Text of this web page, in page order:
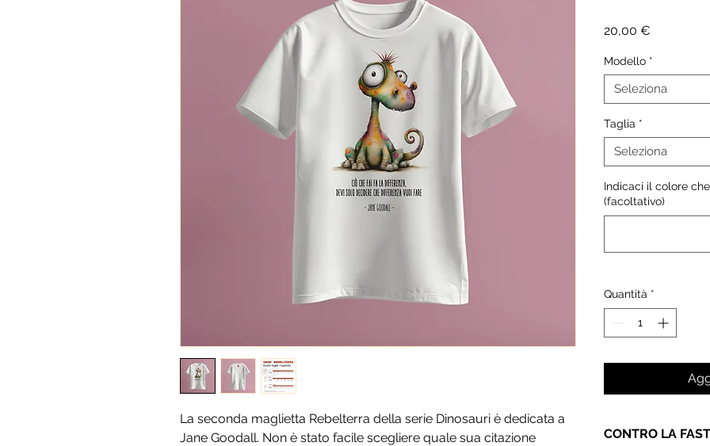
La seconda maglietta Rebelterra della serie Dinosauri è dedicata a
Jane Goodall. Non è stato facile scegliere quale sua citazione
20,00 €
Modello *
Seleziona
Taglia *
Seleziona
Indicaci il colore
(facoltativo)
Quantità *
CONTRO LA